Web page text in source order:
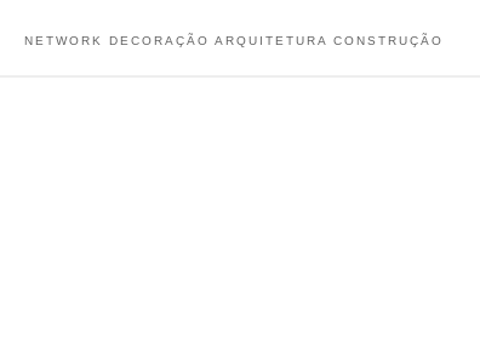
NETWORK DECORAÇÃO ARQUITETURA CONSTRUÇÃO